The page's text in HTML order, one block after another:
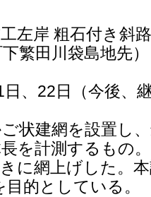
左岸 粗石付き斜
繁田川袋島地先）
、22日（今後、
状建網を設置し
を計測するもの
に網上げした。
的としている。